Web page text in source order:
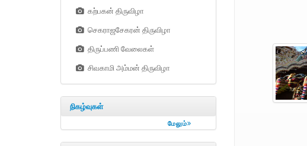
கற்பகன் திருவிழா
செகராஜசேகரன் திருவிழா
திருப்பணி வேலைகள்
சிவகாமி அம்மன் திருவிழா
நிகழ்வுகள்
மேலும்